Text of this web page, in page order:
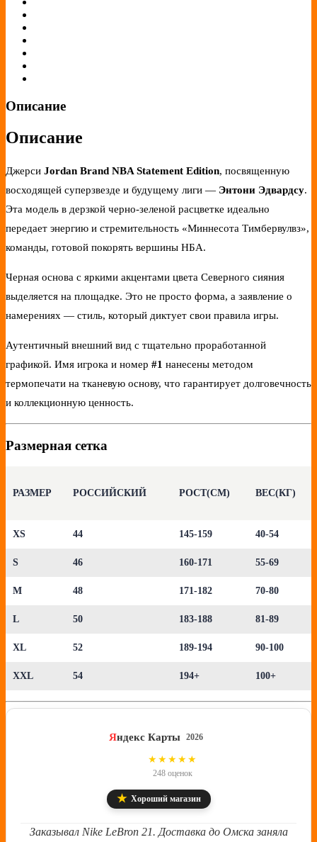
Описание
Описание
Джерси Jordan Brand NBA Statement Edition, посвященную
восходящей суперзвезде и будущему лиги — Энтони Эдвардсу.
Эта модель в дерзкой черно-зеленой расцветке идеально
передает энергию и стремительность «Миннесота Тимбервулвз»,
команды, готовой покорять вершины НБА.
Черная основа с яркими акцентами цвета Северного сияния
выделяется на площадке. Это не просто форма, а заявление о
намерениях — стиль, который диктует свои правила игры.
Аутентичный внешний вид с тщательно проработанной
графикой. Имя игрока и номер #1 нанесены методом
термопечати на тканевую основу, что гарантирует долговечность
и коллекционную ценность.
Размерная сетка
РАЗМЕР РОССИЙСКИЙ РОСТ(СМ) ВЕС(КГ)
XS 44 145-159 40-54
S 46 160-171 55-69
M 48 171-182 70-80
L 50 183-188 81-89
XL 52 189-194 90-100
XXL 54 194+ 100+
Яндекс Карты 2026
★★★★★
248 оценок
★ Хороший магазин
Заказывал Nike LeBron 21. Доставка до Омска заняла